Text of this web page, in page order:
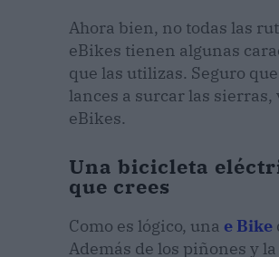
Ahora bien, no todas las
eBikes tienen algunas
que las utilizas. Seguro
lances a surcar las sierras,
eBikes.
Una bicicleta
que crees
Como es lógico, una e Bike
Además de los piñones y